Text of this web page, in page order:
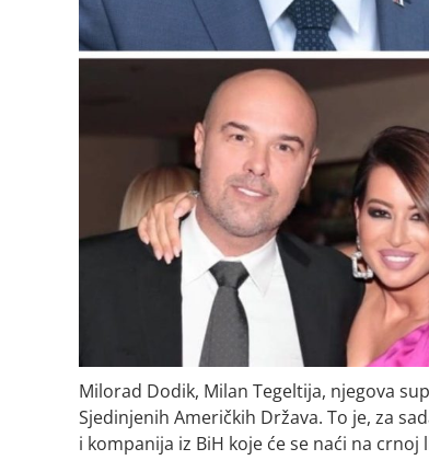
Milorad Dodik, Milan Tegeltija, njegova
Sjedinjenih Američkih Država. To je, za
i kompanija iz BiH koje će se naći na crnoj